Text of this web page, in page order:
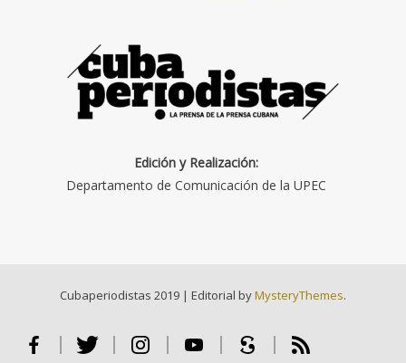
Edición y Realización:
Departamento de Comunicación de la UPEC
Cubaperiodistas 2019 | Editorial byMysteryThemes.
Facebook Twitter Instagram Youtube Scribd RSS